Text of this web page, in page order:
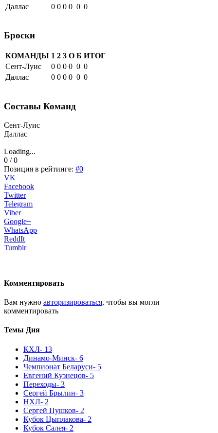
Даллас 0 0 0 0 0 0
Броски
КОМАНДЫ 1 2 3 О Б ИТОГ
Сент-Луис
0 0 0 0 0 0
Даллас
0 0 0 0 0 0
Составы Команд
Сент-Луис
Даллас
Loading...
0 / 0
Позиция в рейтинге: #0
VK
Facebook
Twitter
Telegram
Viber
Google+
WhatsApp
ReddIt
Tumblr
Комментировать
Вам нужно авторизироваться, чтобы вы могли
комментировать
Темы Дня
КХЛ- 13
Динамо-Минск- 6
Чемпионат Беларуси- 5
Евгений Кузнецов- 5
Переходы- 3
Сергей Брылин- 3
НХЛ- 2
Сергей Пушков- 2
Кубок Цыплакова- 2
Кубок Салея- 2